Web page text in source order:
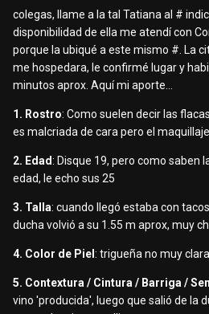
colegas, llame a la tal Tatiana al #
disponibilidad de ella me atendí con
porque la ubiqué a este mismo #. La
me hospedara, le confirmé lugar y
minutos aprox. Aquí mi aporte...
1. Rostro: Como suelen decir las
es malcriada de cara pero el
2. Edad: Disque 19, pero como saben
edad, le echo sus 25
3. Talla: cuando llegó estaba con
ducha volvió a su 1.55 m aprox, muy
4. Color de Piel : trigueña no muy clara
5. Contextura / Cintura / Barriga /
vino 'producida', luego que salió de la